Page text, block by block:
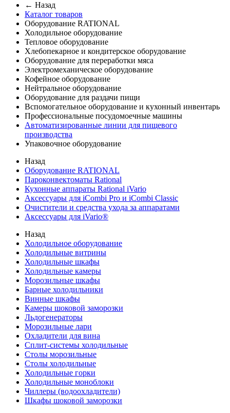
← Назад
Каталог товаров
Оборудование RATIONAL
Холодильное оборудование
Тепловое оборудование
Хлебопекарное и кондитерское оборудование
Оборудование для переработки мяса
Электромеханическое оборудование
Кофейное оборудование
Нейтральное оборудование
Оборудование для раздачи пищи
Вспомогательное оборудование и кухонный инвентарь
Профессиональные посудомоечные машины
Автоматизированные линии для пищевого
производства
Упаковочное оборудование
Назад
Оборудование RATIONAL
Пароконвектоматы Rational
Кухонные аппараты Rational iVario
Аксессуары для iCombi Pro и iCombi Classic
Очистители и средства ухода за аппаратами
Аксессуары для iVario®
Назад
Холодильное оборудование
Холодильные витрины
Холодильные шкафы
Холодильные камеры
Морозильные шкафы
Барные холодильники
Винные шкафы
Камеры шоковой заморозки
Льдогенераторы
Морозильные лари
Охладители для вина
Сплит-системы холодильные
Столы морозильные
Столы холодильные
Холодильные горки
Холодильные моноблоки
Чиллеры (водоохладители)
Шкафы шоковой заморозки